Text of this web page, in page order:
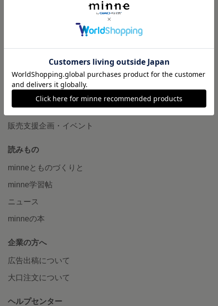
ヴィンテージ販売
ダウンロード販売
minne PLUS
minne LAB
販売支援企画・イベント
読みもの
minneとものづくりと
minne学習帖
ニュース
minneの本
企業の方へ
広告出稿について
大口注文について
ヘルプセンター